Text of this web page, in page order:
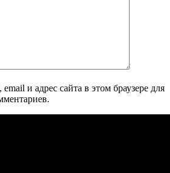
и адрес сайта в этом браузере для